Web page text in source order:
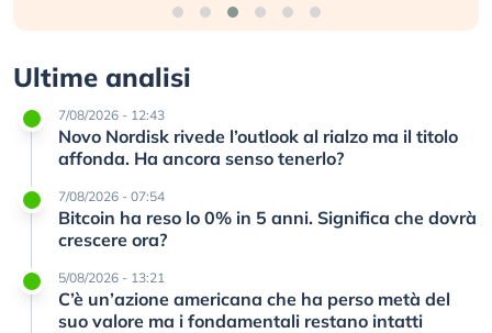
Ultime analisi
7/08/2026 - 12:43
Novo Nordisk rivede l’outlook al rialzo ma il titolo
affonda. Ha ancora senso tenerlo?
7/08/2026 - 07:54
Bitcoin ha reso lo 0% in 5 anni. Significa che dovrà
crescere ora?
5/08/2026 - 13:21
C’è un’azione americana che ha perso metà del
suo valore ma i fondamentali restano intatti